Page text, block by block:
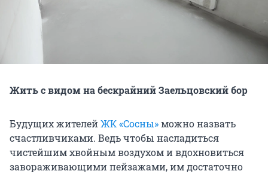
Жить с видом на бескрайний Заельцовский бор
Будущих жителейЖК «Сосны»можно назвать
счастливчиками. Ведь чтобы насладиться
чистейшим хвойным воздухом и вдохновиться
завораживающими пейзажами, им достаточно